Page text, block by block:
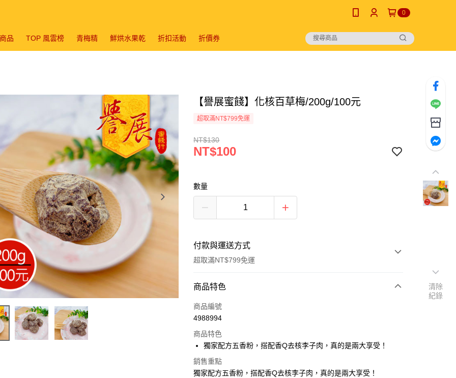
0
品 TOP 風雲榜 青梅精 鮮烘水果乾 折扣活動 折價券
【譽展蜜餞】化核百草梅/200g/100元
超取滿NT$799免運
NT$130
NT$100
數量
付款與運送方式
超取滿NT$799免運
付款方式
信用卡一次付款
LINE Pay
Apple Pay
商品特色
商品編號
4988994
商品特色
獨家配方五香粉，搭配香Q去核李子肉，真的是兩大享受！
銷售重點
獨家配方五香粉，搭配香Q去核李子肉，真的是兩大享受！
清除
紀錄